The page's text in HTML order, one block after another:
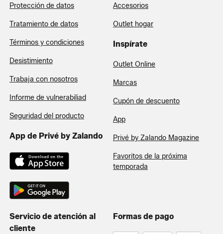
Protección de datos
Tratamiento de datos
Términos y condiciones
Desistimiento
Trabaja con nosotros
Informe de vulnerabiliad
Seguridad del producto
App de Privé by Zalando
Accesorios
Outlet hogar
Inspírate
Outlet Online
Marcas
Cupón de descuento
App
Privé by Zalando Magazine
Favoritos de la próxima
temporada
Servicio de atención al
cliente
Formas de pago